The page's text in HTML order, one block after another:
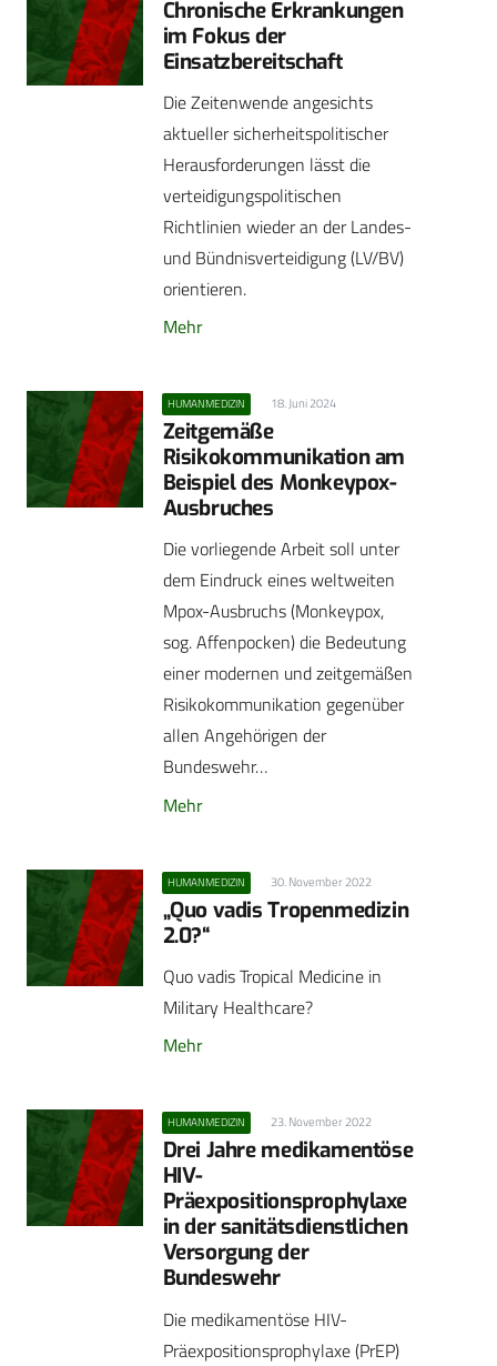
Chronische Erkrankungen
im Fokus der
Einsatzbereitschaft
Die Zeitenwende angesichts
aktueller sicherheitspolitischer
Herausforderungen lässt die
verteidigungspolitischen
Richtlinien wieder an der Landes-
und Bündnisverteidigung (LV/BV)
orientieren.
Mehr
HUMANMEDIZIN 18. Juni 2024
Zeitgemäße
Risikokommunikation am
Beispiel des Monkeypox-
Ausbruches
Die vorliegende Arbeit soll unter
dem Eindruck eines weltweiten
Mpox-Ausbruchs (Monkeypox,
sog. Affenpocken) die Bedeutung
einer modernen und zeitgemäßen
Risikokommunikation gegenüber
allen Angehörigen der
Bundeswehr…
Mehr
HUMANMEDIZIN 30. November 2022
„Quo vadis Tropenmedizin
2.0?“
Quo vadis Tropical Medicine in
Military Healthcare?
Mehr
HUMANMEDIZIN 23. November 2022
Drei Jahre medikamentöse
HIV-
Präexpositionsprophylaxe
in der sanitätsdienstlichen
Versorgung der
Bundeswehr
Die medikamentöse HIV-
Präexpositionsprophylaxe (PrEP)